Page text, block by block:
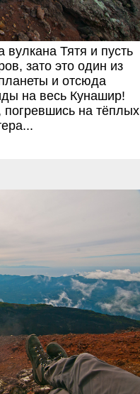
вулкана Тятя и пусть
зато это один из
и отсюда
на весь Кунашир!
на тёплых